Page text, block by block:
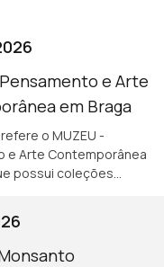
e Arte
em Braga
o MUZEU -
e Arte Contemporânea
possui coleções
para a comunidade